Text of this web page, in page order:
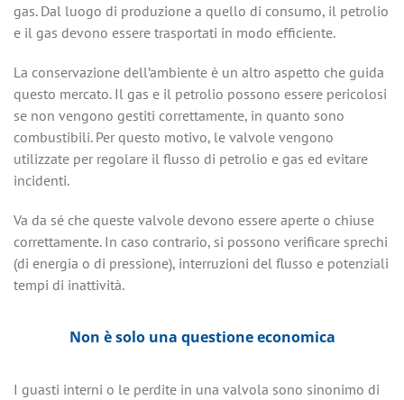
gas. Dal luogo di produzione a quello di consumo, il petrolio
e il gas devono essere trasportati in modo efficiente.
La conservazione dell’ambiente è un altro aspetto che guida
questo mercato. Il gas e il petrolio possono essere pericolosi
se non vengono gestiti correttamente, in quanto sono
combustibili. Per questo motivo, le valvole vengono
utilizzate per regolare il flusso di petrolio e gas ed evitare
incidenti.
Va da sé che queste valvole devono essere aperte o chiuse
correttamente. In caso contrario, si possono verificare sprechi
(di energia o di pressione), interruzioni del flusso e potenziali
tempi di inattività.
Non è solo una questione economica
I guasti interni o le perdite in una valvola sono sinonimo di